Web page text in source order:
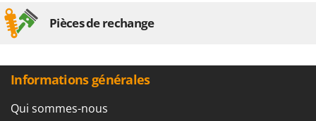
Omas
Pièces de rechange
Informations générales
Qui sommes-nous